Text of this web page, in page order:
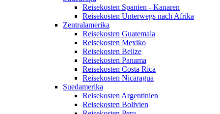
Reisekosten Spanien - Kanaren
Reisekosten Unterwegs nach Afrika
Zentralamerika
Reisekosten Guatemala
Reisekosten Mexiko
Reisekosten Belize
Reisekosten Panama
Reisekosten Costa Rica
Reisekosten Nicaragua
Suedamerika
Reisekosten Argentinien
Reisekosten Bolivien